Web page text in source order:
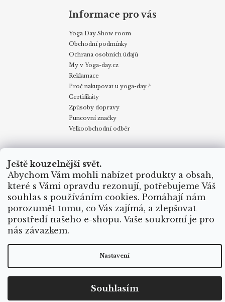
Ještě kouzelnější svět.
Abychom Vám mohli nabízet produkty a obsah,
které s Vámi opravdu rezonují, potřebujeme Váš
souhlas s používáním cookies. Pomáhají nám
porozumět tomu, co Vás zajímá, a zlepšovat
prostředí našeho e-shopu. Vaše soukromí je pro
nás závazkem.
Nastavení
Souhlasím
Informace pro vás
Yoga Day Show room
Obchodní podmínky
Ochrana osobních údajů
My v Yoga-day.cz
Reklamace
Proč nakupovat u yoga-day ?
Certifikáty
Způsoby dopravy
Puncovní značky
Velkoobchodní odběr
Reklamace
Proč nakupovat u yoga-day.cz
Způsoby dopravy
Vytvořil Shoptet
Copyright 2026